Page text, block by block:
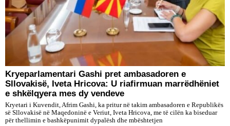
Kryeparlamentari Gashi pret ambasadoren e
Sllovakisë, Iveta Hricova: U riafirmuan marrëdhëniet
e shkëlqyera mes dy vendeve
Kryetari i Kuvendit, Afrim Gashi, ka pritur në takim ambasadoren e Republikës
së Sllovakisë në Maqedoninë e Veriut, Iveta Hricova, me të cilën ka biseduar
për thellimin e bashkëpunimit dypalësh dhe mbështetjen